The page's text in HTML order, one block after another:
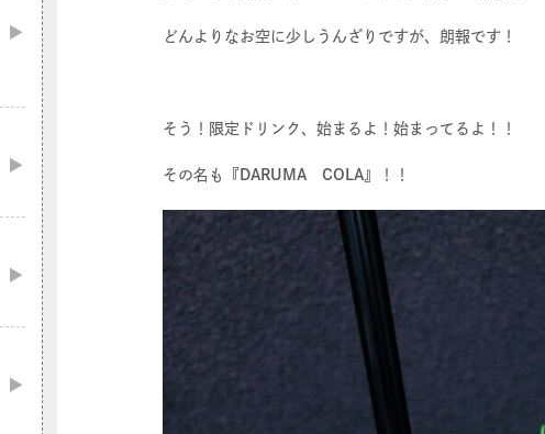
どんよりなお空に少しうんざりですが、朗報です！
そう！限定ドリンク、始まるよ！始まってるよ！！
その名も『 DARUMA COLA』！！